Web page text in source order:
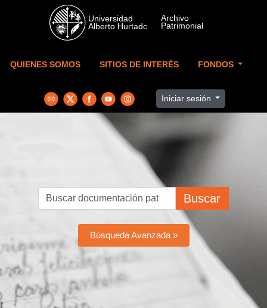
Skip to main content
QUIENES SOMOS SITIOS DE INTERÉS FONDOS
Iniciar sesión
Buscar
Búsqueda Avanzada »